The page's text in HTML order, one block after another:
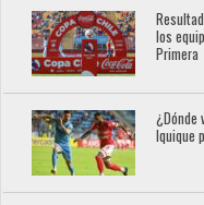
los
Primera
¿Dónde
Iquique